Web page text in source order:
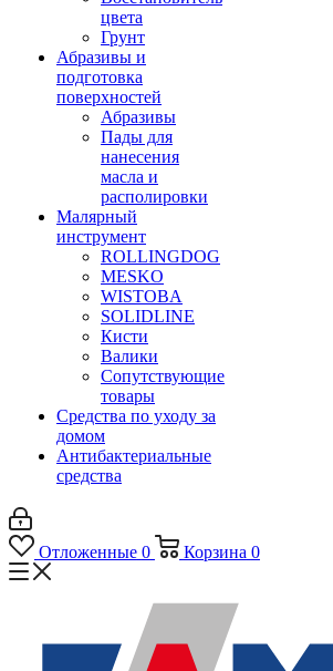
цвета
Грунт
Абразивы и
подготовка
поверхностей
Абразивы
Пады для
нанесения
масла и
располировки
Малярный
инструмент
ROLLINGDOG
MESKO
WISTOBA
SOLIDLINE
Кисти
Валики
Сопутствующие
товары
Средства по уходу за
домом
Антибактериальные
средства
Отложенные 0 Корзина 0